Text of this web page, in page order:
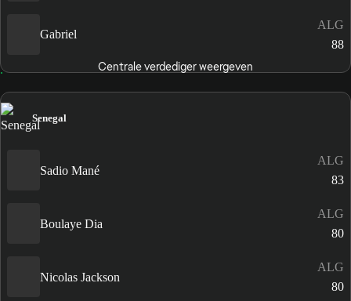
Gabriel
ALG
88
Centrale verdediger weergeven
Senegal
Sadio Mané
ALG
83
Boulaye Dia
ALG
80
Nicolas Jackson
ALG
80